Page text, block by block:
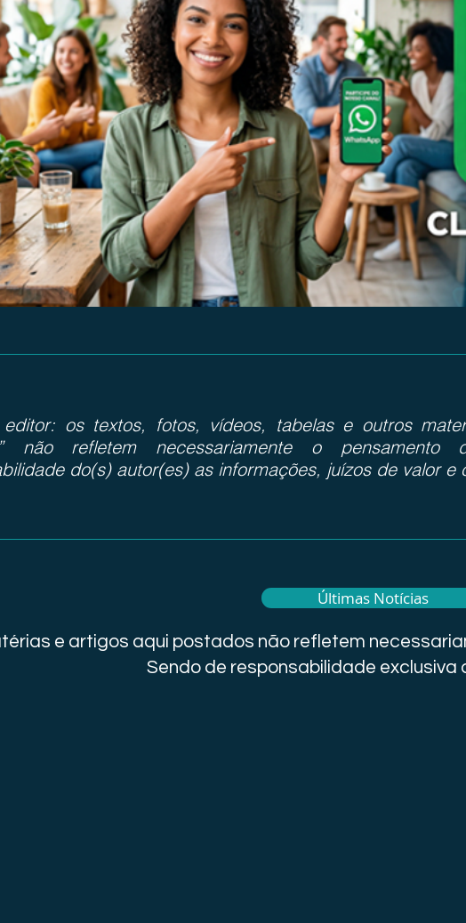
os textos, fotos, vídeos, tabelas e outros
não refletem necessariamente o
do(s) autor(es) as informações, juízos de valor e
Últimas Notícias
e artigos aqui postados não refletem
Sendo de responsabilidade exclusiva